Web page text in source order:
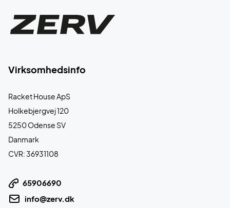
Virksomhedsinfo
Racket House ApS
Holkebjergvej 120
5250 Odense SV
Danmark
CVR: 36931108
65906690
info@zerv.dk